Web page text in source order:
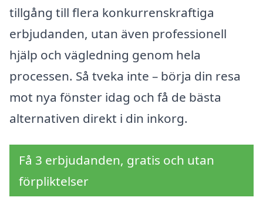
tillgång till flera konkurrenskraftiga
erbjudanden, utan även professionell
hjälp och vägledning genom hela
processen. Så tveka inte – börja din resa
mot nya fönster idag och få de bästa
alternativen direkt i din inkorg.
Få 3 erbjudanden, gratis och utan
förpliktelser